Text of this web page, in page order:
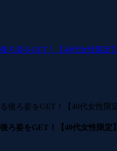
ろ姿をGET！【40代女性限定】
ろ姿をGET！【40代女性限定】